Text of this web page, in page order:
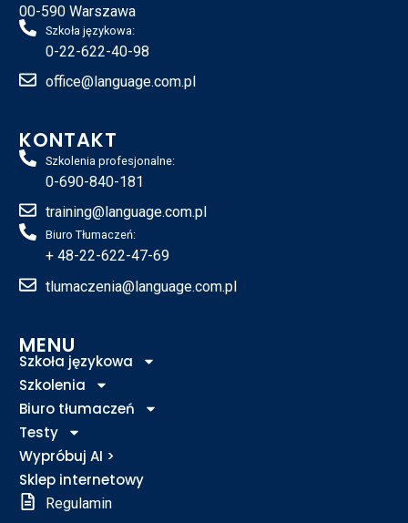
00-590 Warszawa
Szkoła językowa:
0-22-622-40-98
office@language.com.pl
KONTAKT
Szkolenia profesjonalne:
0-690-840-181
training@language.com.pl
Biuro Tłumaczeń:
+ 48-22-622-47-69
tlumaczenia@language.com.pl
MENU
Szkoła językowa
Szkolenia
Biuro tłumaczeń
Testy
Wypróbuj AI >
Sklep internetowy
Regulamin